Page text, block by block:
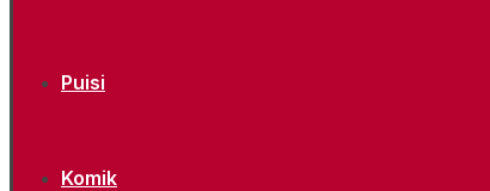
Puisi
Komik